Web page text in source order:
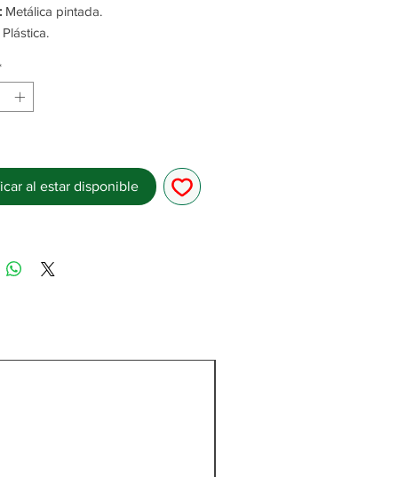
Metálica pintada.
Plástica.
0.55 Ampers.
al estar disponible